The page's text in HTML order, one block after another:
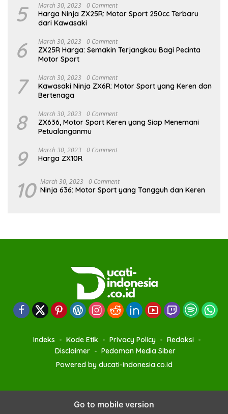
5 March 30, 2023 0 Comment
Harga Ninja ZX25R: Motor Sport 250cc Terbaru
dari Kawasaki
6 March 30, 2023 0 Comment
ZX25R Harga: Semakin Terjangkau Bagi Pecinta
Motor Sport
7 March 30, 2023 0 Comment
Kawasaki Ninja ZX6R: Motor Sport yang Keren dan
Bertenaga
8 March 30, 2023 0 Comment
ZX636, Motor Sport Keren yang Siap Menemani
Petualanganmu
9 March 30, 2023 0 Comment
Harga ZX10R
10 March 30, 2023 0 Comment
Ninja 636: Motor Sport yang Tangguh dan Keren
Indeks Kode Etik Privacy Policy
Redaksi
Disclaimer
Pedoman Media Siber
Powered by ducati-indonesia.co.id
Go to mobile version